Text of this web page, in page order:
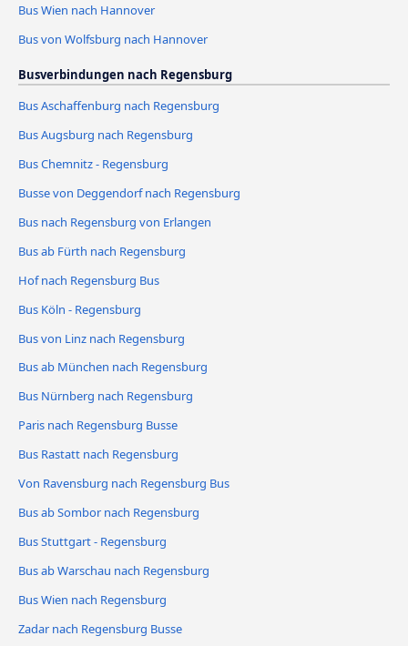
Bus Wien nach Hannover
Bus von Wolfsburg nach Hannover
Busverbindungen nach Regensburg
Bus Aschaffenburg nach Regensburg
Bus Augsburg nach Regensburg
Bus Chemnitz - Regensburg
Busse von Deggendorf nach Regensburg
Bus nach Regensburg von Erlangen
Bus ab Fürth nach Regensburg
Hof nach Regensburg Bus
Bus Köln - Regensburg
Bus von Linz nach Regensburg
Bus ab München nach Regensburg
Bus Nürnberg nach Regensburg
Paris nach Regensburg Busse
Bus Rastatt nach Regensburg
Von Ravensburg nach Regensburg Bus
Bus ab Sombor nach Regensburg
Bus Stuttgart - Regensburg
Bus ab Warschau nach Regensburg
Bus Wien nach Regensburg
Zadar nach Regensburg Busse